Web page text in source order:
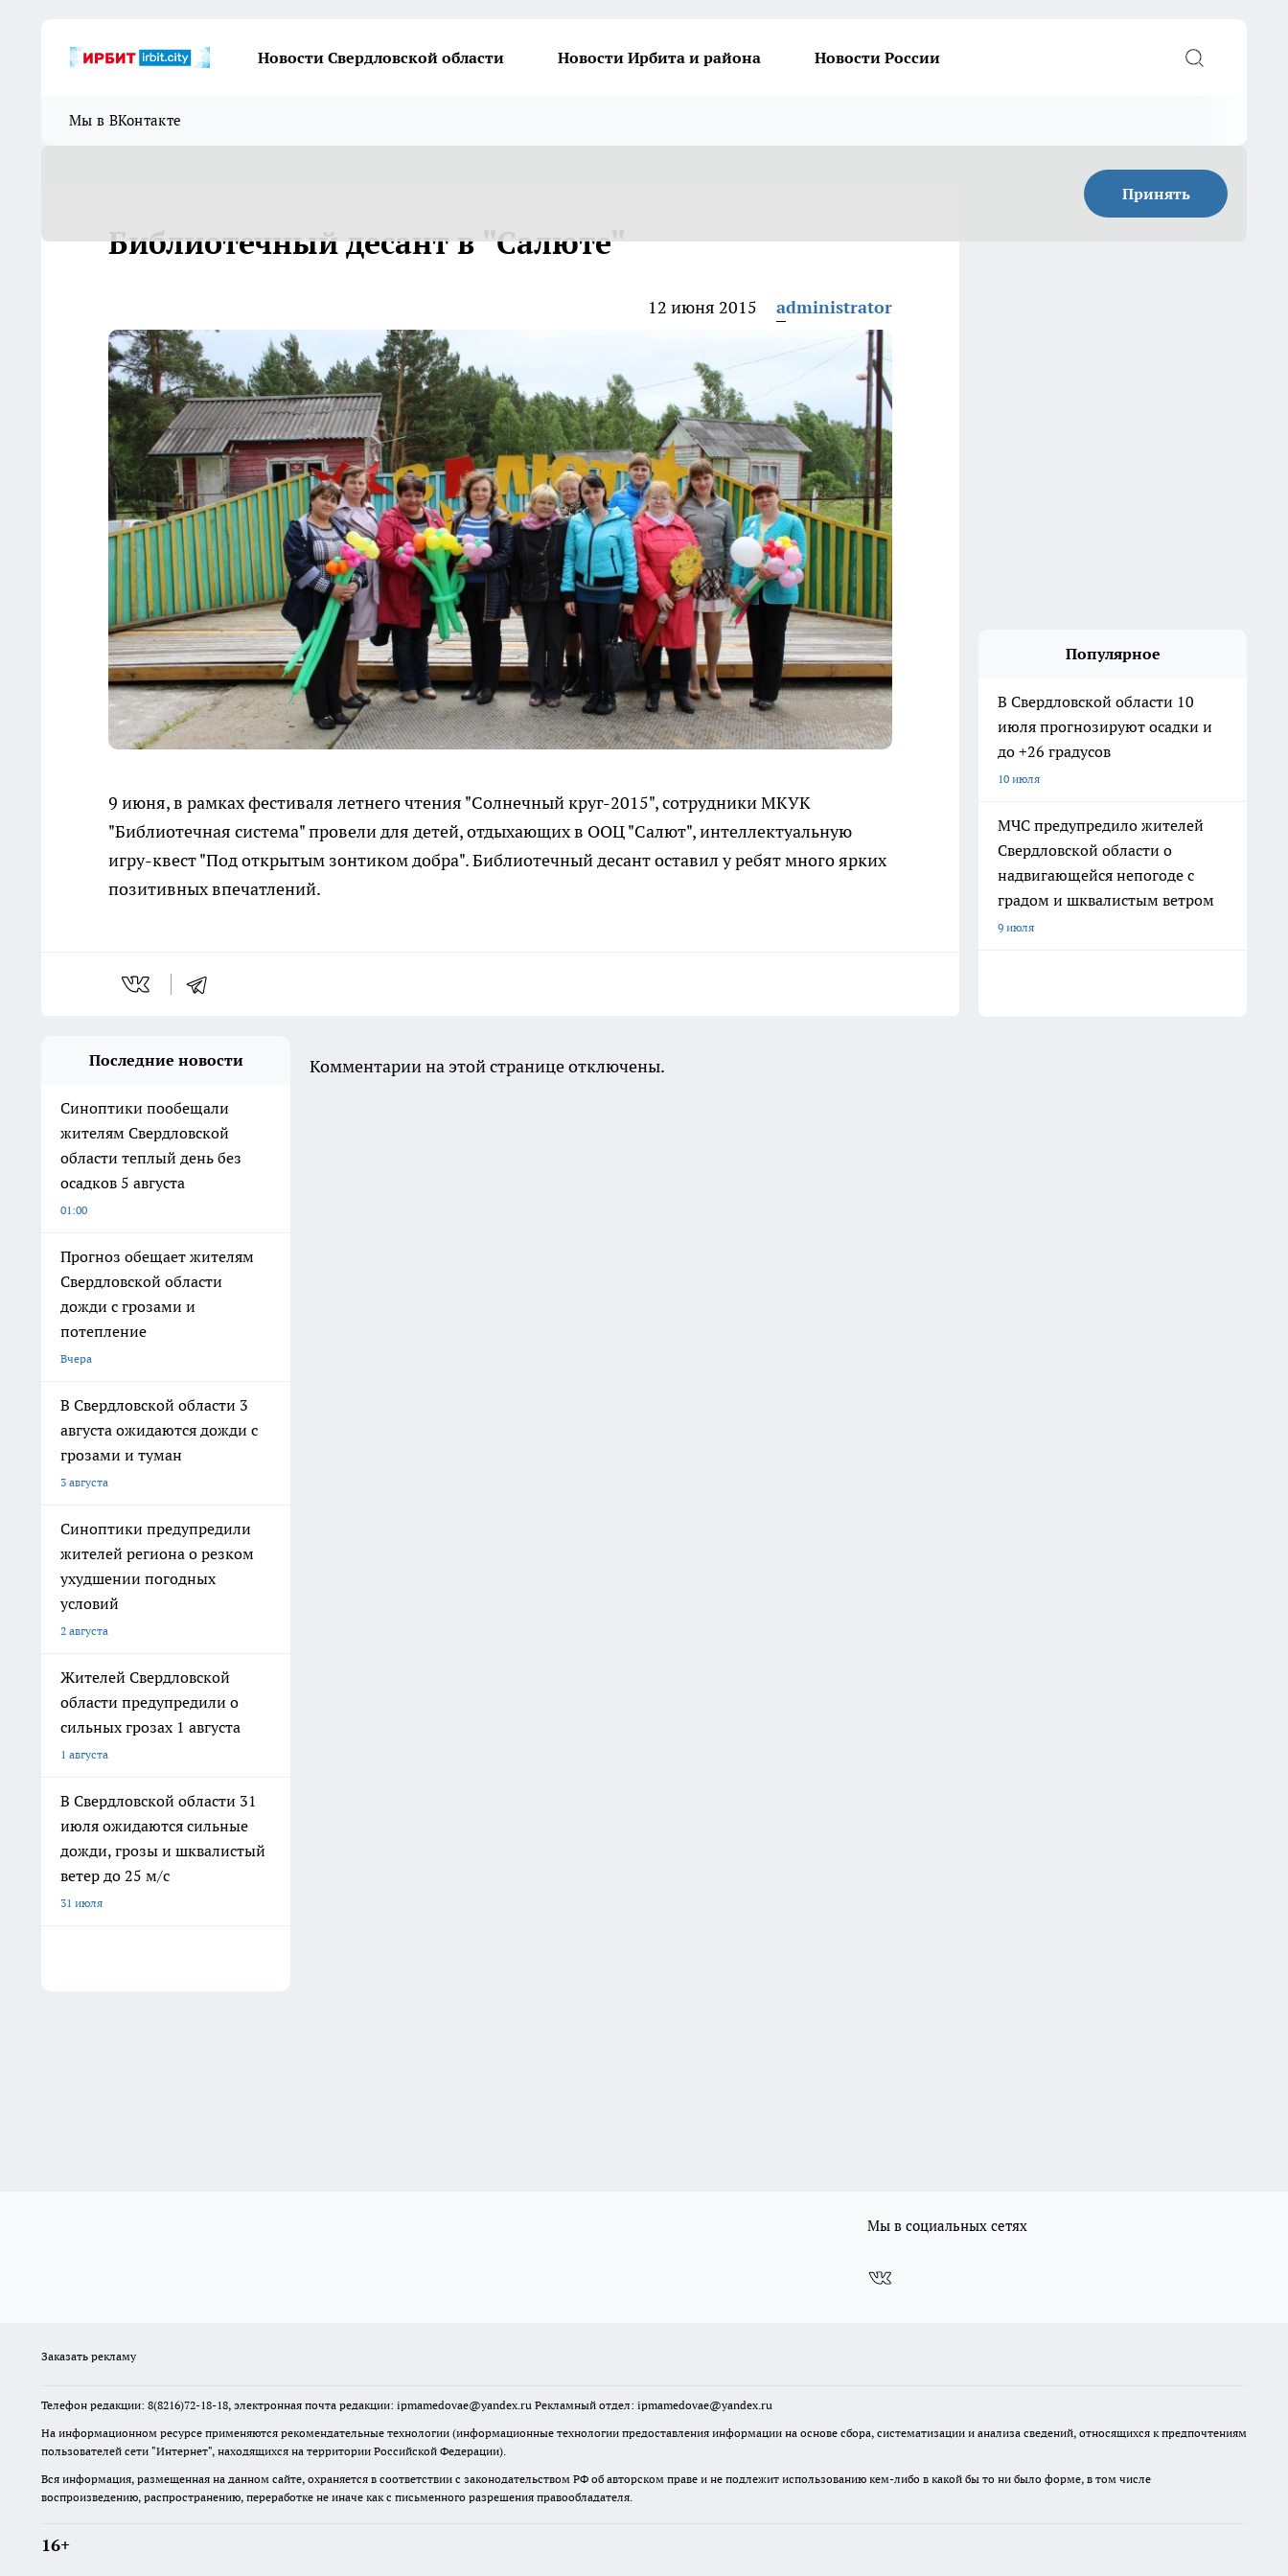
Новости Свердловской области Новости Ирбита и района Новости России
Мы в ВКонтакте
Принять
Библиотечный десант в "Салюте"
12 июня 2015 administrator
9 июня, в рамках фестиваля летнего чтения "Солнечный круг-2015", сотрудники МКУК
"Библиотечная система" провели для детей, отдыхающих в ООЦ "Салют", интеллектуальную
игру-квест "Под открытым зонтиком добра". Библиотечный десант оставил у ребят много ярких
позитивных впечатлений.
Популярное
В Свердловской области 10
июля прогнозируют осадки и
до +26 градусов
10 июля
МЧС предупредило жителей
Свердловской области о
надвигающейся непогоде с
градом и шквалистым ветром
9 июля
Последние новости
Синоптики пообещали
жителям Свердловской
области теплый день без
осадков 5 августа
01:00
Прогноз обещает жителям
Свердловской области
дожди с грозами и
потепление
Вчера
В Свердловской области 3
августа ожидаются дожди с
грозами и туман
3 августа
Синоптики предупредили
жителей региона о резком
ухудшении погодных
условий
2 августа
Жителей Свердловской
области предупредили о
сильных грозах 1 августа
1 августа
В Свердловской области 31
июля ожидаются сильные
дожди, грозы и шквалистый
ветер до 25 м/с
31 июля
Комментарии на этой странице отключены.
Мы в социальных сетях
Заказать рекламу
Телефон редакции: 8(8216)72-18-18, электронная почта редакции: ipmamedovae@yandex.ru Рекламный отдел: ipmamedovae@yandex.ru
На информационном ресурсе применяются рекомендательные технологии (информационные технологии предоставления информации на основе сбора, систематизации и анализа сведений, относящихся к предпочтениям
пользователей сети "Интернет", находящихся на территории Российской Федерации).
Вся информация, размещенная на данном сайте, охраняется в соответствии с законодательством РФ об авторском праве и не подлежит использованию кем-либо в какой бы то ни было форме, в том числе
воспроизведению, распространению, переработке не иначе как с письменного разрешения правообладателя.
16+